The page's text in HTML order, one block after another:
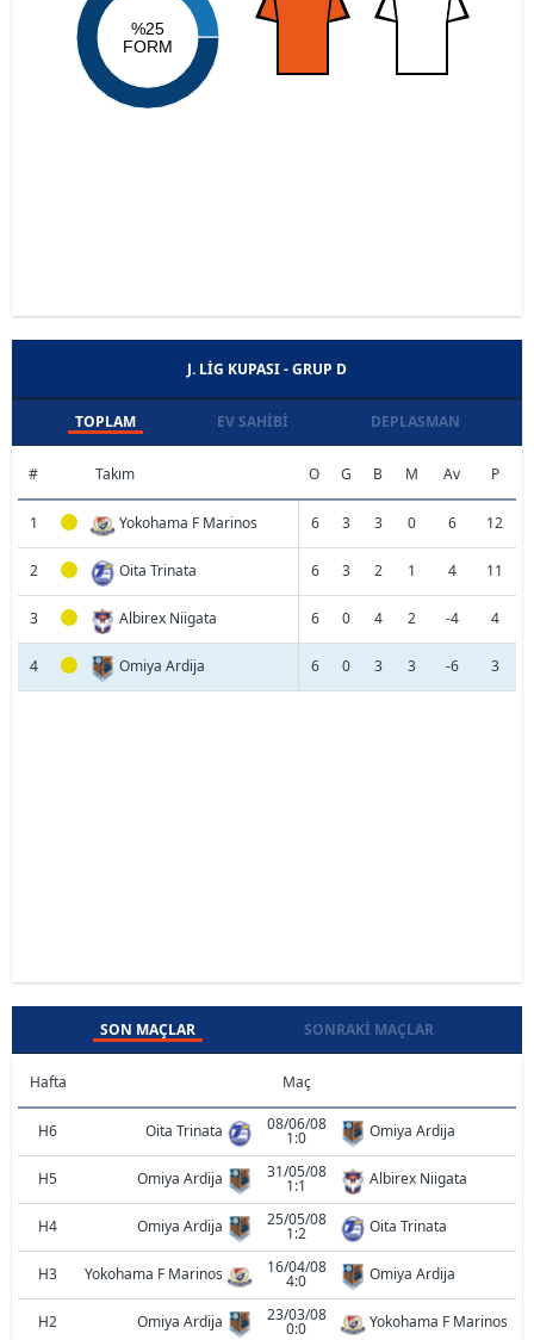
%25
FORM
J. LIG KUPASI - GRUP D
TOPLAM EV SAHIBI DEPLASMAN
# Takım O G B M Av P
1 Yokohama F Marinos 6 3 3 0 6 12
2 Oita Trinata 6 3 2 1 4 11
3 Albirex Niigata 6 0 4 2 -4 4
4 Omiya Ardija 6 0 3 3 -6 3
SON MAÇLAR SONRAKI MAÇLAR
Hafta Maç
H6 Oita Trinata 08/06/08
1:0 Omiya Ardija
H5 Omiya Ardija 31/05/08
1:1 Albirex Niigata
H4 Omiya Ardija 25/05/08
1:2 Oita Trinata
H3 Yokohama F Marinos 16/04/08
4:0 Omiya Ardija
H2 Omiya Ardija 23/03/08
0:0 Yokohama F Marinos